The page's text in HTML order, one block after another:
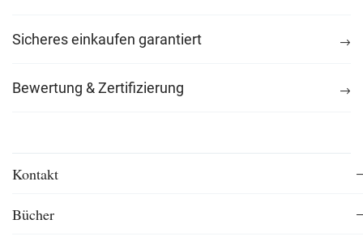
Sicheres einkaufen garantiert
Bewertung & Zertifizierung
Kontakt
Bücher